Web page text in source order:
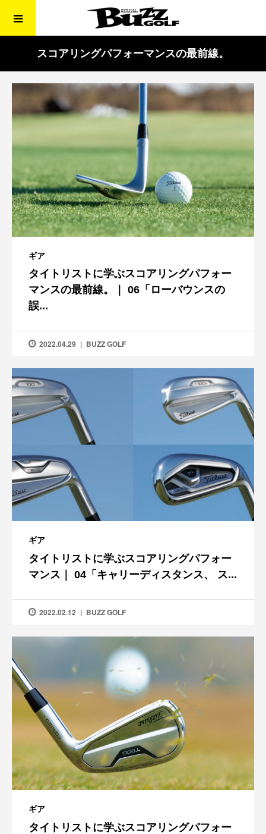
スコアリングパフォーマンスの最前線。
ギア
タイトリストに学ぶスコアリングパフォー
マンスの最前線。｜ 06「ローバウンスの
誤...
2022.04.29 BUZZ GOLF
ギア
タイトリストに学ぶスコアリングパフォー
マンス｜ 04「キャリーディスタンス、 ス...
2022.02.12 BUZZ GOLF
ギア
タイトリストに学ぶスコアリングパフォー